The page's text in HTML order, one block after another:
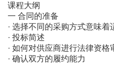
课程大纲
一 合同的准备
· 选择不同的采购方式意味着
· 投标简述
· 如何对供应商进行法律资格
· 确认双方的履约能力